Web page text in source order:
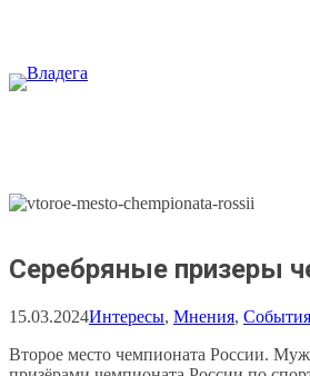
Серебряные призеры
15.03.2024Интересы, Мнения, События
Второе место чемпионата России.